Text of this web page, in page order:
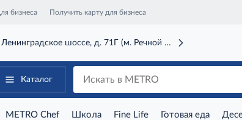
бизнеса Получить карту для бизнеса
шоссе, д. 71Г (м. Речной вокзал)
Каталог
METRO Chef Школа Fine Life Готовая еда